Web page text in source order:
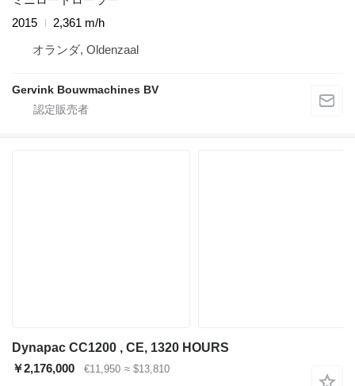
2015
2,361 m/h
オランダ, Oldenzaal
Gervink Bouwmachines BV
Dynapac CC1200 , CE, 1320 HOURS
￥2,176,000
€11,950 ≈ $13,810